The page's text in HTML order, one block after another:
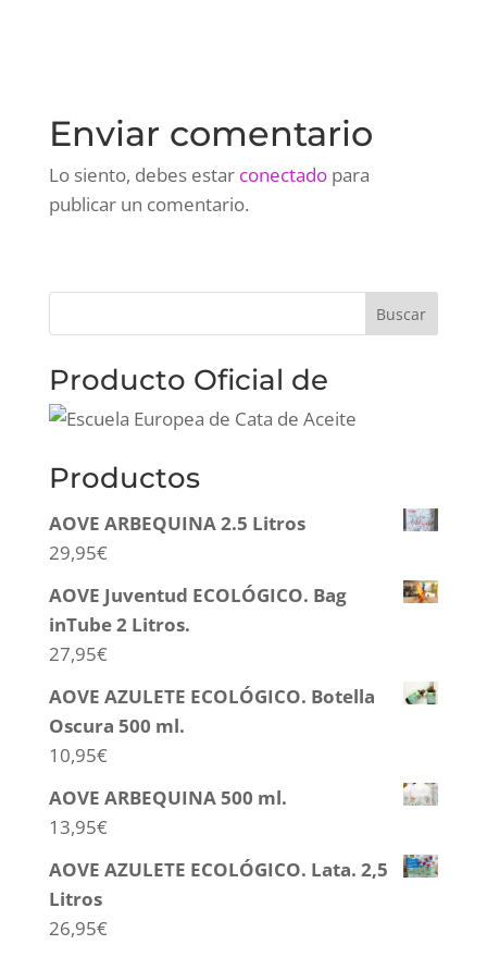
Enviar comentario
Lo siento, debes estar conectadopara
publicar un comentario.
Producto Oficial de
Productos
AOVE ARBEQUINA 2.5 Litros
29,95€
AOVE Juventud ECOLÓGICO. Bag
inTube 2 Litros.
27,95€
AOVE AZULETE ECOLÓGICO. Botella
Oscura 500 ml.
10,95€
AOVE ARBEQUINA 500 ml.
13,95€
AOVE AZULETE ECOLÓGICO. Lata. 2,5
Litros
26,95€